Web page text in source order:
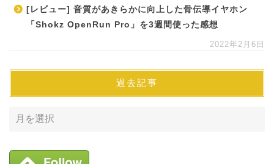
[レビュー] 音質があきらかに向上した骨伝導イヤホン
「Shokz OpenRun Pro」を3週間使った感想
2022年2月6日
過去記事